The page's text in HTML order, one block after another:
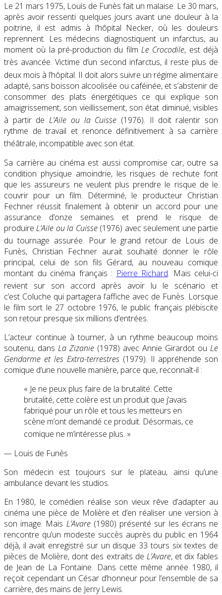
Le 21 mars 1975, Louis de Funès fait un malaise. Le 30 mars,
après avoir ressenti quelques jours avant une douleur à la
poitrine, il est admis à l’hôpital Necker, où les douleurs
reprennent. Les médecins diagnostiquent un infarctus, au
moment où la pré-production du film Le Crocodile, est déjà
très avancée. Victime d’un second infarctus, il reste plus de
deux mois à l’hôpital. Il doit alors suivre un régime alimentaire
adapté, sans boisson alcoolisée ou caféinée, et s’abstenir de
consommer des plats énergétiques ce qui explique son
amaigrissement, son vieillissement, son état diminué, visibles
à partir deL’Aile ou la Cuisse (1976). Il doit ralentir son
rythme de travail et renonce définitivement à sa carrière
théâtrale, incompatible avec son état.
Sa carrière au cinéma est aussi compromise car, outre sa
condition physique amoindrie, les risques de rechute font
que les assureurs ne veulent plus prendre le risque de le
couvrir pour un film. Déterminé, le producteur Christian
Fechner réussit finalement à obtenir un accord pour une
assurance d’onze semaines et prend le risque de
produireL’Aile ou la Cuisse(1976) avec seulement une partie
du tournage assurée. Pour le grand retour de Louis de
Funès, Christian Fechner aurait souhaité donner le rôle
principal, celui de son fils Gérard, au nouveau comique
montant du cinéma français : Pierre Richard. Mais celui-ci
revient sur son accord après avoir lu le scénario et
c’est Coluche qui partagera l’affiche avec de Funès. Lorsque
le film sort le 27 octobre 1976, le public français plébiscite
son retour presque six millions d’entrées.
L’acteur continue à tourner, à un rythme beaucoup moins
soutenu, dans La Zizanie (1978) avec Annie Girardot ou Le
Gendarme et les Extra-terrestres (1979). Il appréhende son
comique d’une nouvelle manière, parce que, reconnaît-il :
« Je ne peux plus faire de la brutalité. Cette
brutalité, cette colère est un produit que j’avais
fabriqué pour un rôle et tous les metteurs en
scène m’ont demandé ce produit. Désormais, ce
comique ne m’intéresse plus. »
— Louis de Funès
Son médecin est toujours sur le plateau, ainsi qu’une
ambulance devant les studios.
En 1980, le comédien réalise son vieux rêve d’adapter au
cinéma une pièce de Molière et d’en réaliser une version à
son image. Mais L’Avare(1980) présenté sur les écrans ne
rencontre qu’un modeste succès auprès du public en 1964
déjà, il avait enregistré sur un disque 33 tours six textes de
pièces de Molière, dont des extraits de L’Avare, et dix fables
de Jean de La Fontaine. Dans cette même année 1980, il
reçoit cependant un César d’honneur pour l’ensemble de sa
carrière, des mains de Jerry Lewis.